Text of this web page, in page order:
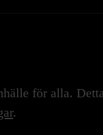
för alla.
.